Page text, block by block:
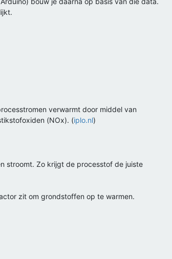
verwarmt door middel van
(NOx). (iplo.nl)
stroomt. Zo krijgt de processtof de juiste
zit om grondstoffen op te warmen.